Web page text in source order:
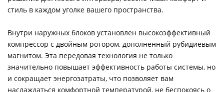
стиль в каждом уголке вашего пространства.
Внутри наружных блоков установлен высокоэффективный
компрессор с двойным ротором, дополненный рубидиевым
магнитом. Эта передовая технология не только
значительно повышает эффективность работы системы, но
и сокращает энергозатраты, что позволяет вам
наслаждаться комфортной температурой, не беспокоясь о